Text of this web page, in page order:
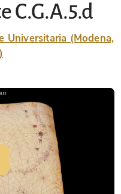
C.G.A.5.d
Universitaria (Modena,